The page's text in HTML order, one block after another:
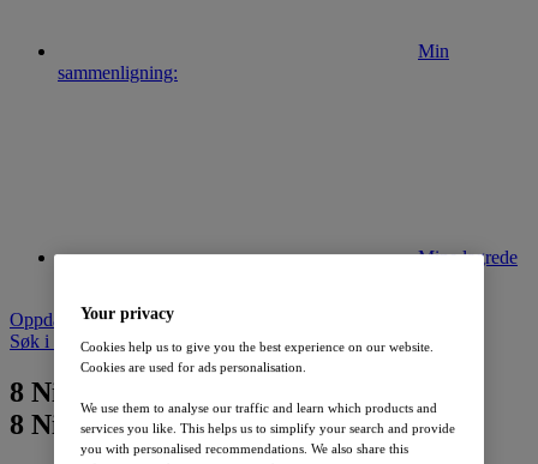
Min
sammenligning:
Mine lagrede
Oppdater søk
Søk i lageret av nye biler
8 Nissan Micra funnet
8 Nissan Micra funnet
Your privacy
Cookies help us to give you the best experience on our website.
Cookies are used for ads personalisation.
We use them to analyse our traffic and learn which products and
services you like. This helps us to simplify your search and provide
you with personalised recommendations. We also share this